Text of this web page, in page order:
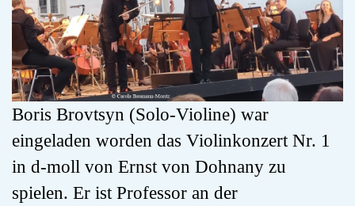
Boris Brovtsyn (Solo-Violine) war
eingeladen worden das Violinkonzert Nr. 1
in d-moll von Ernst von Dohnany zu
spielen. Er ist Professor an der